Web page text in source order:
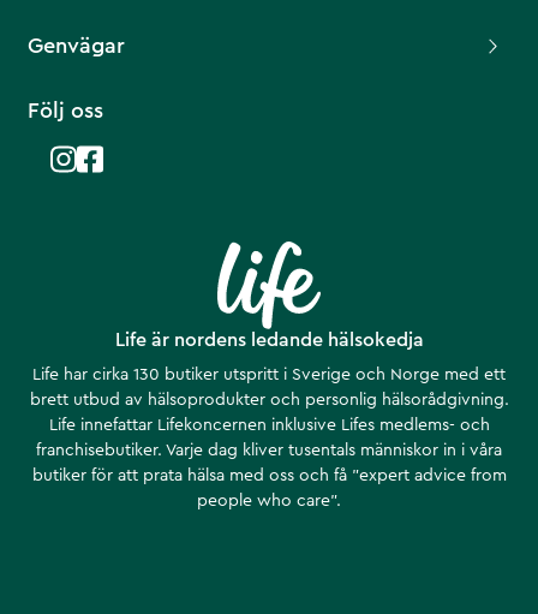
Life är nordens ledande hälsokedja
Life har cirka 130 butiker utspritt i Sverige och Norge med ett
brett utbud av hälsoprodukter och personlig hälsorådgivning.
Life innefattar Lifekoncernen inklusive Lifes medlems- och
franchisebutiker. Varje dag kliver tusentals människor in i våra
butiker för att prata hälsa med oss och få ”expert advice from
people who care”.
Genvägar
Följ oss